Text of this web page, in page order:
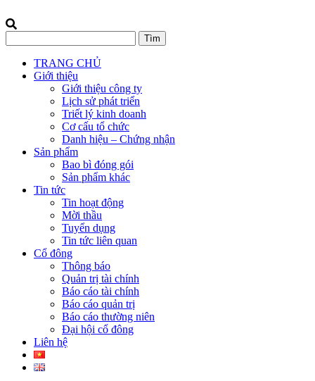
TRANG CHỦ
Giới thiệu
Giới thiệu công ty
Lịch sử phát triển
Triết lý kinh doanh
Cơ cấu tổ chức
Danh hiệu – Chứng nhận
Sản phẩm
Bao bì đóng gói
Sản phẩm khác
Tin tức
Tin hoạt động
Mời thầu
Tuyển dụng
Tin tức liên quan
Cổ đông
Thông báo
Quản trị tài chính
Báo cáo tài chính
Báo cáo quản trị
Báo cáo thường niên
Đại hội cổ đông
Liên hệ